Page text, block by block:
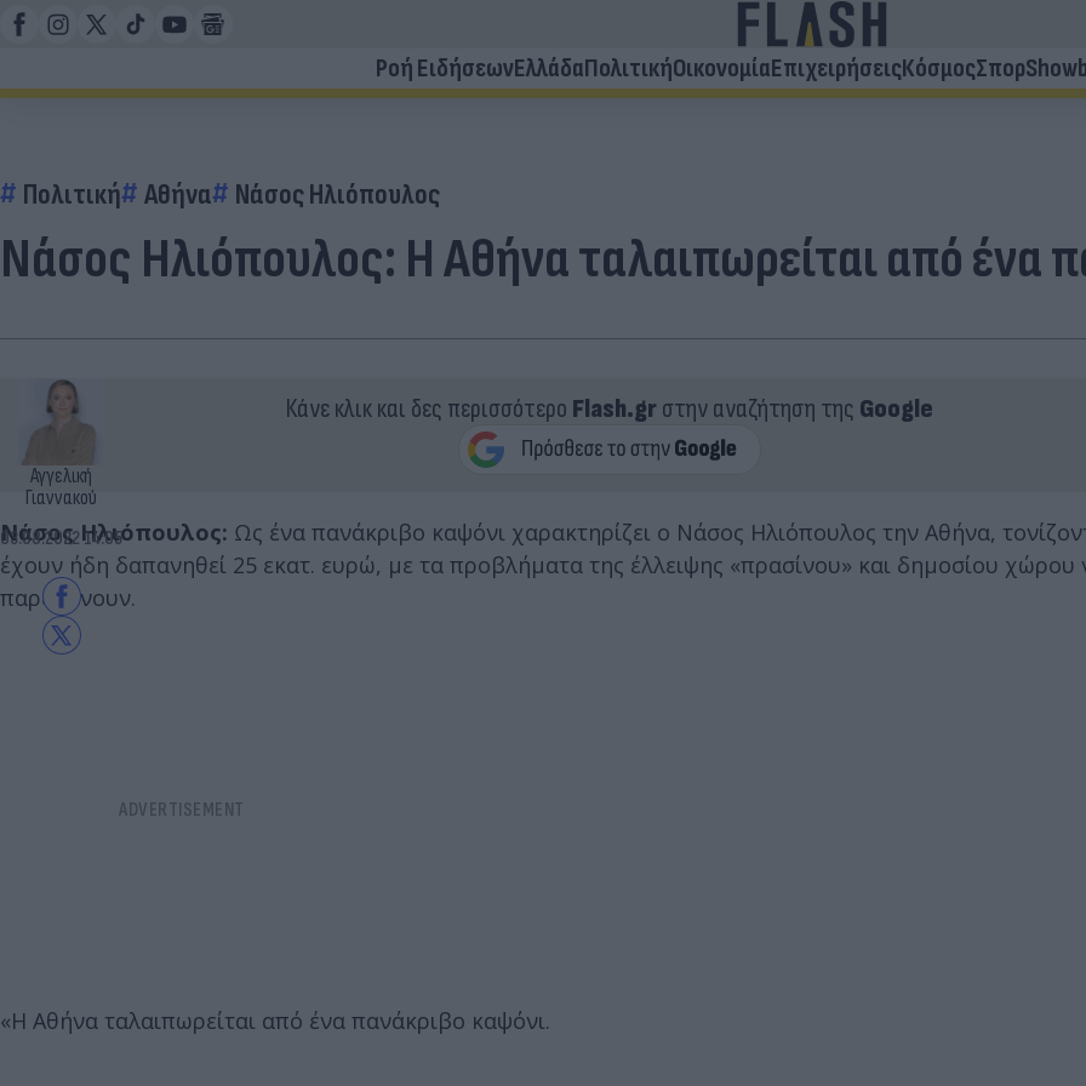
Ροή ΕιδήσεωνΕλλάδαΠολιτικήΟικονομίαΕπιχειρήσειςΚόσμοςΣπορ
Πολιτική Αθήνα Νάσος Ηλιόπουλος
Νάσος Ηλιόπουλος: Η Αθήνα ταλαιπωρείται από ένα
Αγγελική
Γιαννακού
03.08.2022 14:05
Κάνε κλικ και δες περισσότερο Flash.grστην αναζήτηση της Google
Νάσος Ηλιόπουλος: Ως ένα πανάκριβο καψόνι χαρακτηρίζει ο Νάσος Ηλιόπουλος την Αθήνα,
έχουν ήδη δαπανηθεί 25 εκατ. ευρώ, με τα προβλήματα της έλλειψης «πρασίνου» και δημοσίου χώρου
παραμένουν.
«Η Αθήνα ταλαιπωρείται από ένα πανάκριβο καψόνι.